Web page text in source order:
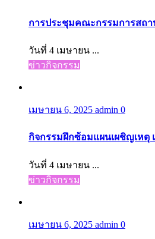
การประชุมคณะกรรมการสถ
วันที่ 4 เมษายน ...
ข่าวกิจกรรม
เมษายน 6, 2025 admin 0
กิจกรรมฝึกซ้อมแผนเผชิญเหตุ
วันที่ 4 เมษายน ...
ข่าวกิจกรรม
เมษายน 6, 2025 admin 0